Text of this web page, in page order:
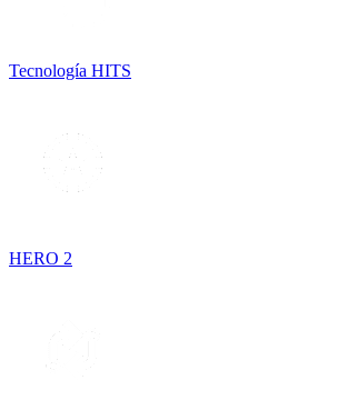
Tecnología HITS
HERO 2